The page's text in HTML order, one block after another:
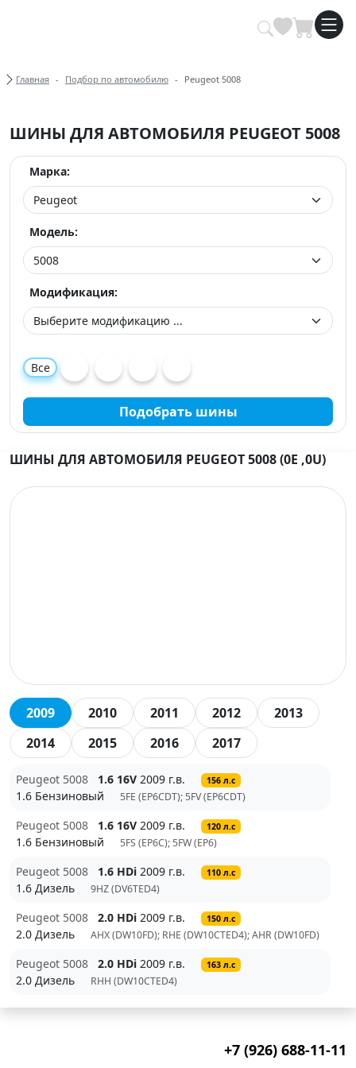
Купить автомобильные шины
Хлебные крошки
Главная Подбор по автомобилю Peugeot 5008
ШИНЫ ДЛЯ АВТОМОБИЛЯ PEUGEOT 5008
Марка:
Модель:
Модификация:
Все
Подобрать шины
ШИНЫ ДЛЯ АВТОМОБИЛЯ PEUGEOT 5008 (0E ,0U)
2009 2010 2011 2012
2013
2014
2015 2016 2017
Peugeot 5008 1.6 16V 2009 г.в. 156 л.с
1.6 Бензиновый 5FE (EP6CDT); 5FV (EP6CDT)
Peugeot 5008 1.6 16V 2009 г.в. 120 л.с
1.6 Бензиновый 5FS (EP6C); 5FW (EP6)
Peugeot 5008 1.6 HDi 2009 г.в. 110 л.с
1.6 Дизель 9HZ (DV6TED4)
Peugeot 5008 2.0 HDi 2009 г.в. 150 л.с
2.0 Дизель AHX (DW10FD); RHE (DW10CTED4); AHR (DW10FD)
Peugeot 5008 2.0 HDi 2009 г.в. 163 л.с
2.0 Дизель RHH (DW10CTED4)
+7 (926) 688-11-11